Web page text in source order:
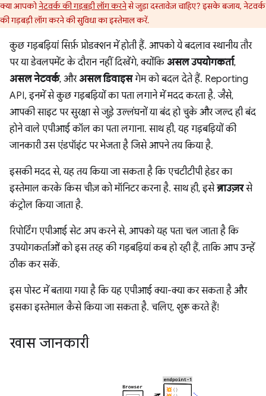
क्या आपकोनेटवर्क की गड़बड़ी लॉग करनेसे जुड़ा दस्तावेज़ चाहिए? इसके बजाय, नेटवर्क
की गड़बड़ी लॉग करने की सुविधा का इस्तेमाल करें.
कुछ गड़बड़ियां सिर्फ़ प्रोडक्शन में होती हैं. आपको ये बदलाव स्थानीय तौर
पर या डेवलपमेंट के दौरान नहीं दिखेंगे, क्योंकिअसल उपयोगकर्ता,
असल नेटवर्क, औरअसल डिवाइसगेम को बदल देते हैं. Reporting
API, इनमें से कुछ गड़बड़ियों का पता लगाने में मदद करता है. जैसे,
आपकी साइट पर सुरक्षा से जुड़े उल्लंघनों या बंद हो चुके और जल्द ही बंद
होने वाले एपीआई कॉल का पता लगाना. साथ ही, यह गड़बड़ियों की
जानकारी उस एंडपॉइंट पर भेजता है जिसे आपने तय किया है.
इसकी मदद से, यह तय किया जा सकता है कि एचटीटीपी हेडर का
इस्तेमाल करके किस चीज़ को मॉनिटर करना है. साथ ही, इसेब्राउज़रसे
कंट्रोल किया जाता है.
रिपोर्टिंग एपीआई सेट अप करने से, आपको यह पता चल जाता है कि
उपयोगकर्ताओं को इस तरह की गड़बड़ियां कब हो रही हैं, ताकि आप उन्हें
ठीक कर सकें.
इस पोस्ट में बताया गया है कि यह एपीआई क्या-क्या कर सकता है और
इसका इस्तेमाल कैसे किया जा सकता है. चलिए, शुरू करते हैं!
खास जानकारी